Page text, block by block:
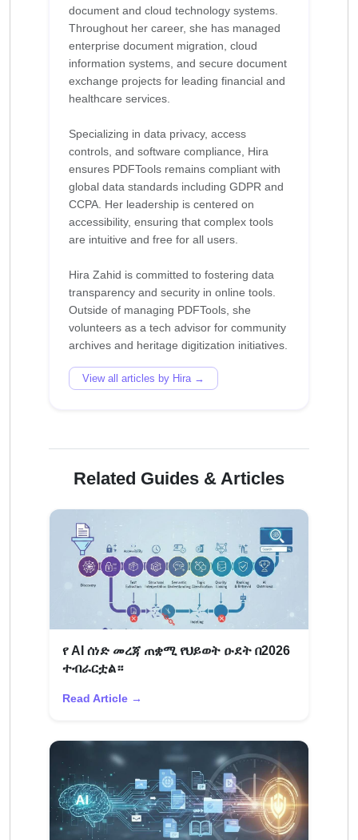
document and cloud technology systems.
Throughout her career, she has managed
enterprise document migration, cloud
information systems, and secure document
exchange projects for leading financial and
healthcare services.
Specializing in data privacy, access
controls, and software compliance, Hira
ensures PDFTools remains compliant with
global data standards including GDPR and
CCPA. Her leadership is centered on
accessibility, ensuring that complex tools
are intuitive and free for all users.
Hira Zahid is committed to fostering data
transparency and security in online tools.
Outside of managing PDFTools, she
volunteers as a tech advisor for community
View all articles by Hira →
Related Guides & Articles
የ AI ሰነድ መረጃ ጠቋሚ የህይወት ዑደት በ2026
ተብራርቷል።
Read Article →